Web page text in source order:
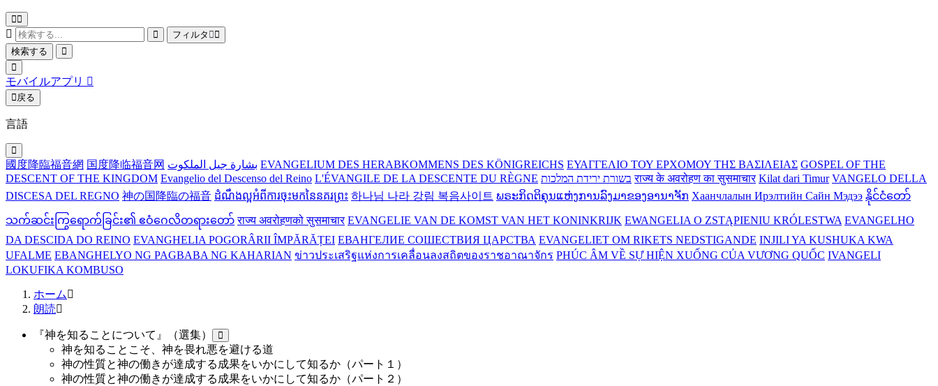
フィルタ
検索する
モバイルアプリ
戻る
言語
國度降臨福音網 国度降临福音网 بشارة جيل الملكوت EVANGELIUM DES HERABKOMMENS DES KÖNIGREICHS ΕΥΑΓΓΕΛΙΟ ΤΟΥ ΕΡΧΟΜΟΥ ΤΗΣ ΒΑΣΙΛΕΙΑΣ GOSPEL OF THE
DESCENT OF THE KINGDOM Evangelio del Descenso del Reino L'ÉVANGILE DE LA DESCENTE DU RÈGNE בשורת ירידת המלכות राज्य के अवरोहण का सुसमाचार Kilat dari Timur VANGELO DELLA
DISCESA DEL REGNO 神の国降臨の福音 ដំណឹងល្អអំពីការចុះមកនៃនគរព្រះ 하나님 나라 강림 복음사이트 ພຣະກິດຕິຄຸນແຫ່ງການລົງມາຂອງອານາຈັກ Хаанчлалын Ирэлтийн Сайн Мэдээ နိုင်ငံတော်
သက်ဆင်းကြွရောက်ခြင်း၏ ဧဝံဂေလိတရားတော် राज्य अवरोहणको सुसमाचार EVANGELIE VAN DE KOMST VAN HET KONINKRIJK EWANGELIA O ZSTĄPIENIU KRÓLESTWA EVANGELHO
DA DESCIDA DO REINO EVANGHELIA POGORÂRII ÎMPĂRĂȚEI ЕВАНГЕЛИЕ СОШЕСТВИЯ ЦАРСТВА EVANGELIET OM RIKETS NEDSTIGANDE INJILI YA KUSHUKA KWA
UFALME EBANGHELYO NG PAGBABA NG KAHARIAN ข่าวประเสริฐแห่งการเคลื่อนลงสถิตของราชอาณาจักร PHÚC ÂM VỀ SỰ HIỆN XUỐNG CỦA VƯƠNG QUỐC IVANGELI
LOKUFIKA KOMBUSO
ホーム
朗読
『神を知ることについて』（選集）
神を知ることこそ、神を畏れ悪を避ける道
神の性質と神の働きが達成する成果をいかにして知るか （パート１）
神の性質と神の働きが達成する成果をいかにして知るか （パート２）